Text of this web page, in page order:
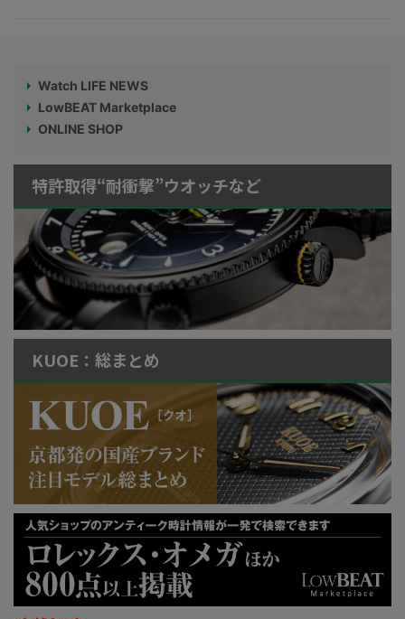
Watch LIFE NEWS
LowBEAT Marketplace
ONLINE SHOP
特許取得“耐衝撃”ウオッチなど
KUOE：総まとめ